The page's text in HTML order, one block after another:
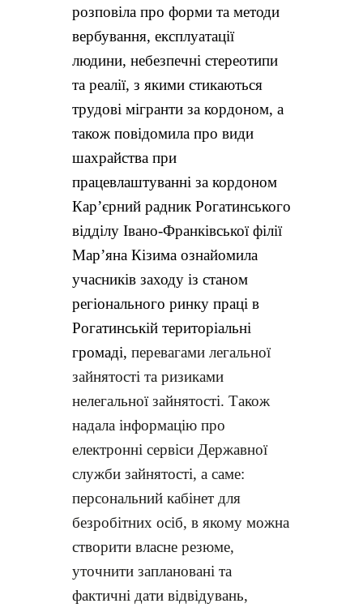
розповіла про форми та методи
вербування, експлуатації
людини, небезпечні стереотипи
та реалії, з якими стикаються
трудові мігранти за кордоном, а
також повідомила про види
шахрайства при
працевлаштуванні за кордоном
Кар’єрний радник Рогатинського
відділу Івано-Франківської філії
Мар’яна Кізима ознайомила
учасників заходу із станом
регіонального ринку праці в
Рогатинській територіальні
громаді, перевагами легальної
зайнятості та ризиками
нелегальної зайнятості. Також
надала інформацію про
електронні сервіси Державної
служби зайнятості, а саме:
персональний кабінет для
безробітних осіб, в якому можна
створити власне резюме,
уточнити заплановані та
фактичні дати відвідувань,